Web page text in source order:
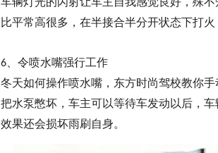
比平常高很多，在半接合半分开状态下打火
6
令喷水嘴强行工作
冬天如何操作喷水嘴 ， 东方时尚驾校教你
把水泵憋坏，车主可以等待车发动以后，
效果还会损坏雨刷自身。